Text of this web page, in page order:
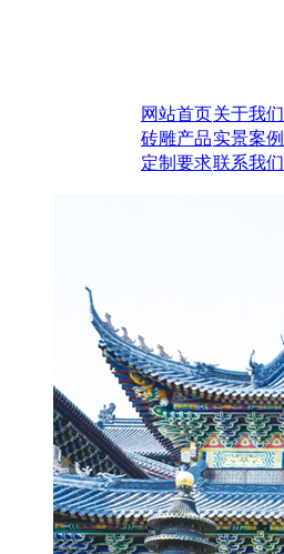
网站首页关于我们
砖雕产品实景案例
定制要求联系我们